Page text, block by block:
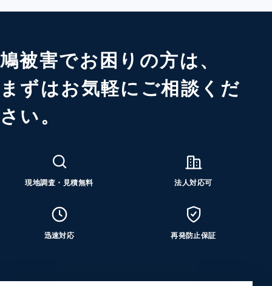
鳩被害でお困りの方は、
まずはお気軽にご相談くだ
さい。
現地調査・見積無料 法人対応可
迅速対応 再発防止保証